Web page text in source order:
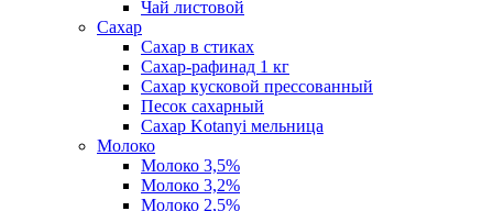
Чай листовой
Сахар
Сахар в стиках
Сахар-рафинад 1 кг
Сахар кусковой прессованный
Песок сахарный
Сахар Kotanyi мельница
Молоко
Молоко 3,5%
Молоко 3,2%
Молоко 2,5%